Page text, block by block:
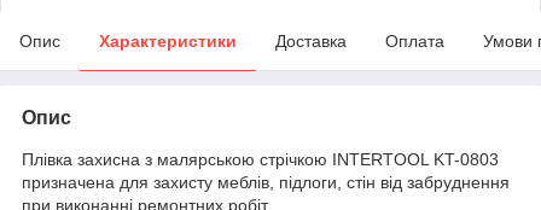
Опис Характеристики Доставка Оплата Умови
Опис
Плівка захисна з малярською стрічкою INTERTOOL KT-0803
призначена для захисту меблів, підлоги, стін від забруднення
при виконанні ремонтних робіт.